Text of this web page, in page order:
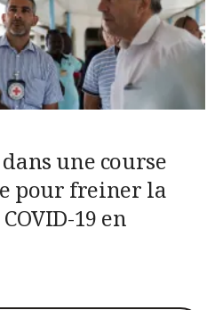
une course
pour freiner la
19 en